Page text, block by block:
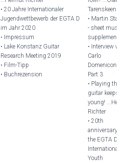
• 20 Jahre Internationaler
Jugendwettbewerb der EGTA D
im Jahr 2020
• Impressum
• Lake Konstanz Guitar
Research Meeting 2019
• Film-Tipp
• Buchrezension
Tarenskeen
• Martin
- sheet music
supplement
• Interview
Carlo
Domeniconi -
Part 3
• Playing the
guitar keeps
young!
Richter
• 20th
anniversary of
the EGTA D
International
Youth